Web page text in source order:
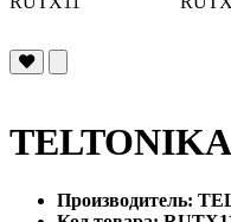
Производитель: